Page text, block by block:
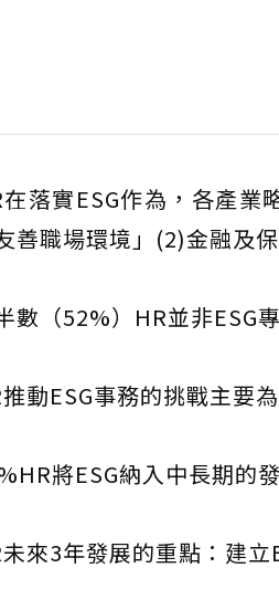
在落實ESG作為，各產
善職場環境」(2)金融及
數（52%）HR並非ESG
動ESG事務的挑戰主要
將ESG納入中長期的
來3年發展的重點：建立